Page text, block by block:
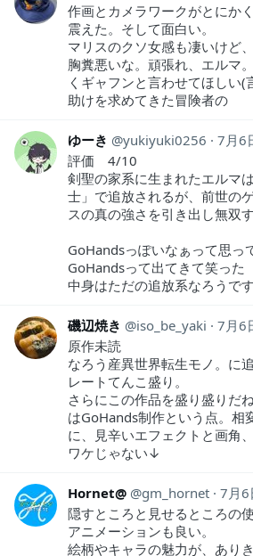
作画とカメラワークがとにか
震えた。そして面白い。
マリスのクソ女感も凄いけど
胸糞悪いな。頑張れ、エルマ
くギャフンと言わせてほしい(
助けを求めてきた冒険者の
ゆーき yukiyuki0256
7月6
評価 4/10
剣聖の家系に生まれたエルマ
士」で追放されるが、前世の
スの真の強さを引き出し無双す
GoHandsっぽいなぁって思っ
GoHandsって出てきて笑った
中身はただの追放系なろうで
磯辺焼き iso_be_yaki
7月6
原作未読
なろう産異世界転生モノ。に
レートてんこ盛り。
さらにこの作品を盛り盛りだ
はGoHands制作という点。相
に、見辛いエフェクトと画角
ワケじゃない↓
Hornet@ gm_hornet 7月6
隠すところと見せるところの
アニメーションも良い。
絵柄やキャラの魅力が、あり